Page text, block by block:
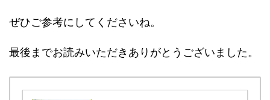
ぜひご参考にしてくださいね。
最後までお読みいただきありがとうございました。